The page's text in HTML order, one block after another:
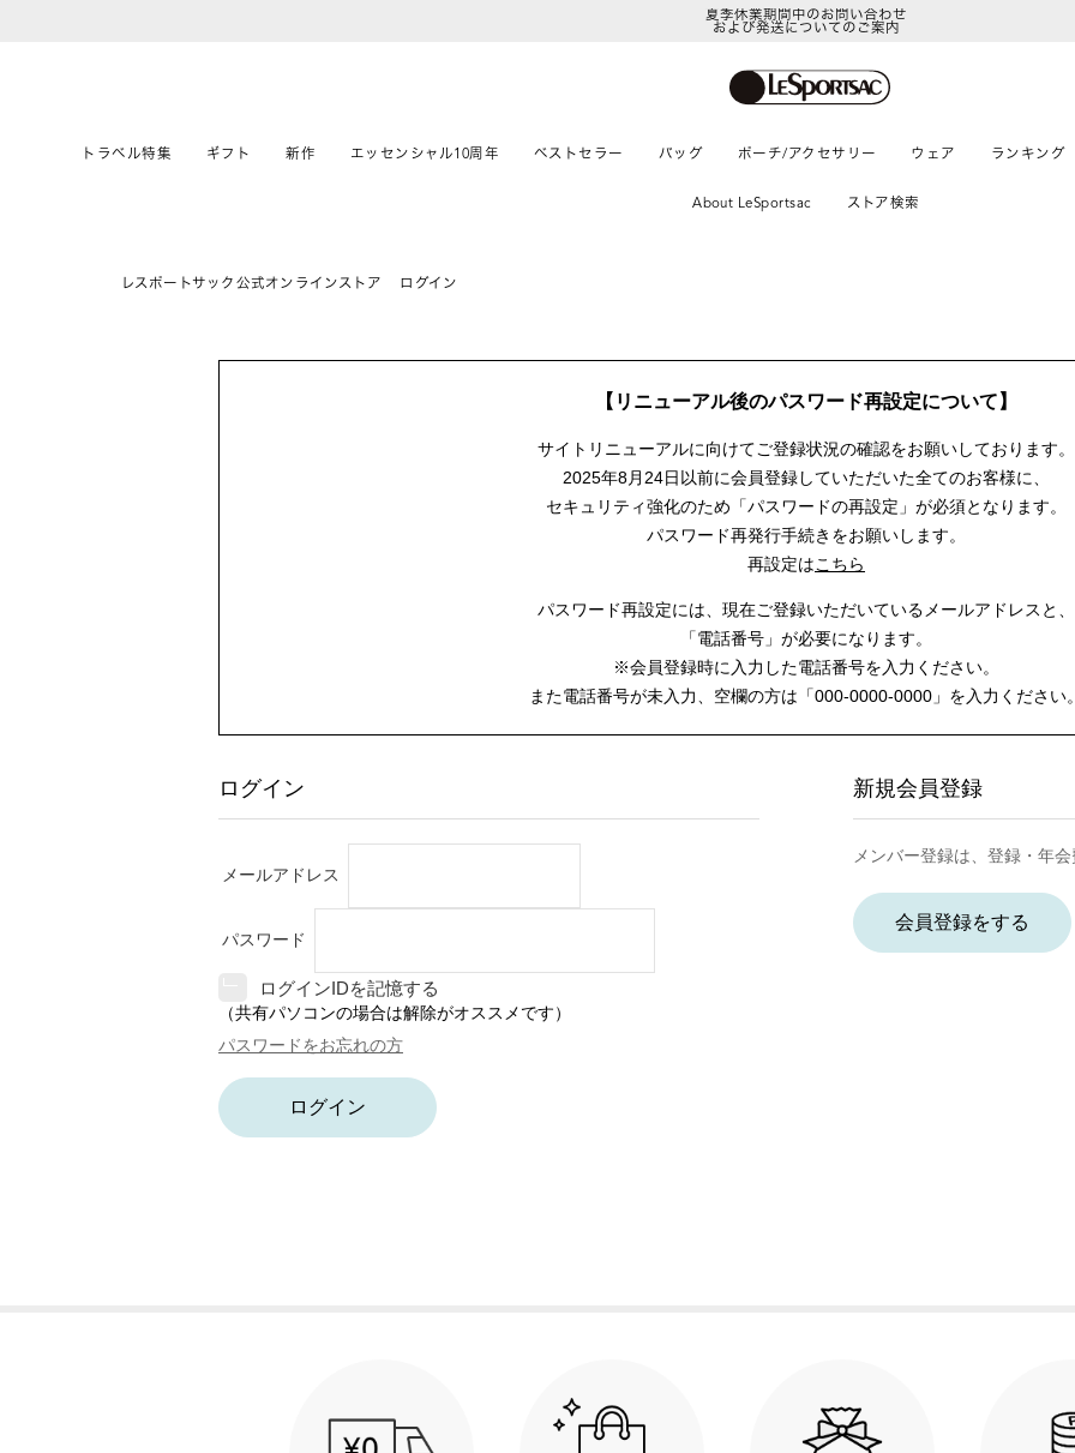
夏季休業期間中のお問い合わせ
および発送についてのご案内
トラベル特集 ギフト 新作 エッセンシャル10周年 ベストセラー バッグ ポーチ/アクセサリー ウェア ランキング
About LeSportsac ストア検索
レスポートサック公式オンラインストア ログイン
【リニューアル後のパスワード再設定について】
サイトリニューアルに向けてご登録状況の確認をお願いしております。
2025年8月24日以前に会員登録していただいた全てのお客様に、
セキュリティ強化のため「パスワードの再設定」が必須となります。
パスワード再発行手続きをお願いします。
再設定はこちら
パスワード再設定には、 現在ご登録いただいているメールアドレスと、
「電話番号」が必要になります。
※会員登録時に入力した電話番号を入力ください。
また電話番号が未入力、空欄の方は 「000-0000-0000」を入力ください。
ログイン
メールアドレス
パスワード
ログインIDを記憶する
（共有パソコンの場合は解除がオススメです）
パスワードをお忘れの方
ログイン
新規会員登録
メンバー登録は、登録・年会
会員登録をする